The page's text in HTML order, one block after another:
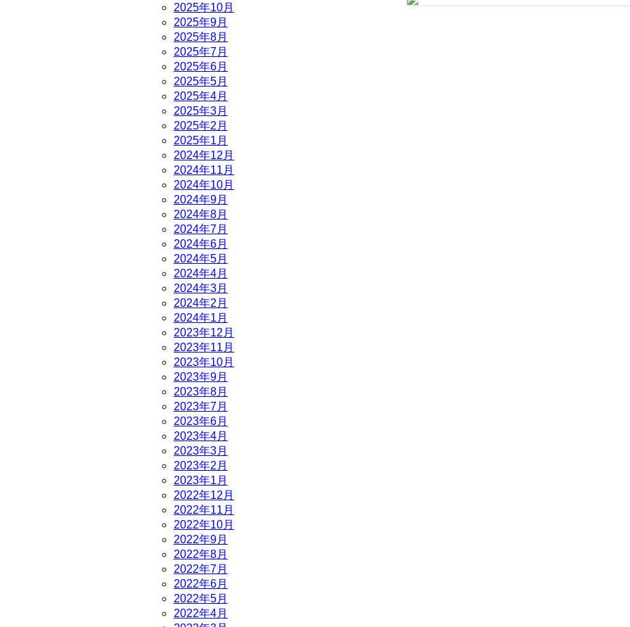
2025年10月
2025年9月
2025年8月
2025年7月
2025年6月
2025年5月
2025年4月
2025年3月
2025年2月
2025年1月
2024年12月
2024年11月
2024年10月
2024年9月
2024年8月
2024年7月
2024年6月
2024年5月
2024年4月
2024年3月
2024年2月
2024年1月
2023年12月
2023年11月
2023年10月
2023年9月
2023年8月
2023年7月
2023年6月
2023年4月
2023年3月
2023年2月
2023年1月
2022年12月
2022年11月
2022年10月
2022年9月
2022年8月
2022年7月
2022年6月
2022年5月
2022年4月